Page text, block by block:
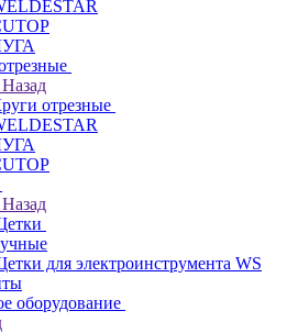
Назад
отрезные
Назад
для электроинструмента WS
оборудование